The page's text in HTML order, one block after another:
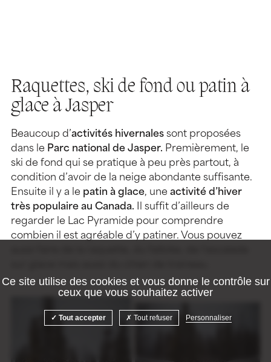
Raquettes, ski de fond ou patin à
glace à Jasper
Beaucoup d’activités hivernales sont proposées
dans le Parc national de Jasper. Premièrement, le
ski de fond qui se pratique à peu près partout, à
condition d’avoir de la neige abondante suffisante.
Ensuite il y a le patin à glace, une activité d’hiver
très populaire au Canada. Il suffit d’ailleurs de
regarder le Lac Pyramide pour comprendre
combien il est agréable d’y patiner. Vous pouvez
Ce site utilise des cookies et vous donne le contrôle sur
ceux que vous souhaitez activer
Tout accepter Tout refuser Personnaliser